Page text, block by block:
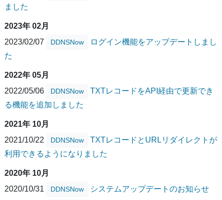
ました
2023年 02月
2023/02/07
DDNSNow
ログイン機能をアップデートしまし
た
2022年 05月
2022/05/06
DDNSNow
TXTレコードをAPI経由で更新でき
る機能を追加しました
2021年 10月
2021/10/22
DDNSNow
TXTレコードとURLリダイレクトが
利用できるようになりました
2020年 10月
2020/10/31
DDNSNow システムアップデートのお知らせ